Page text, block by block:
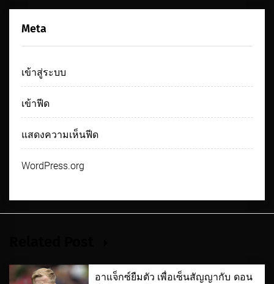
Meta
เข้าสู่ระบบ
เข้าฟีด
แสดงความเห็นฟีด
WordPress.org
อาแจ็กซ์ยืมตัว เพื่อเซ็นสัญญากับ ดอน